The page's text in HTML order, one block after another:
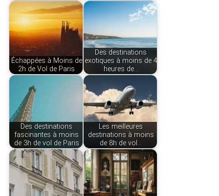
Échappées à Moins de
2h de Vol de Paris
Des destinations
exotiques à moins de 4
heures de…
Des destinations
fascinantes à moins
de 3h de vol de Paris
Les meilleures
destinations à moins
de 8h de vol…